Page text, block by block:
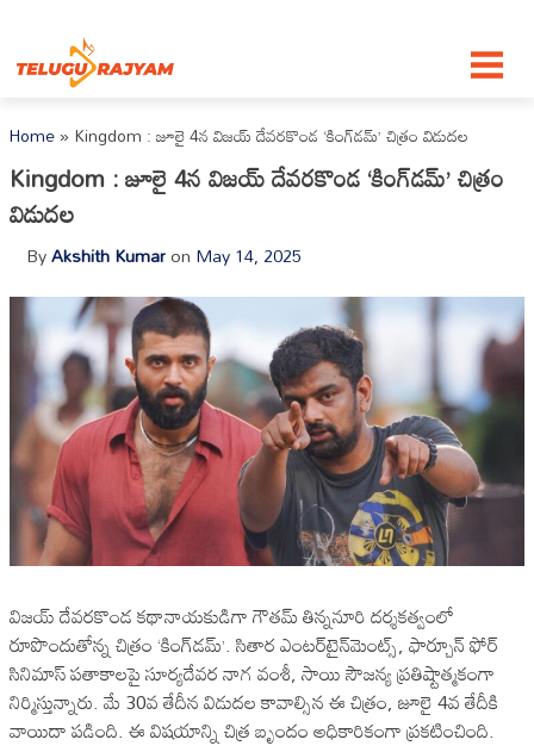
Home»Kingdom : జూలై 4న విజయ్ దేవరకొండ ‘కింగ్‌డమ్’ చిత్రం విడుదల
Kingdom : జూలై 4న విజయ్ దేవరకొండ ‘కింగ్‌డమ్’ చిత్రం
విడుదల
ByAkshith Kumaron May 14, 2025
విజయ్ దేవరకొండ కథానాయకుడిగా గౌతమ్ తిన్ననూరి దర్శకత్వంలో
రూపొందుతోన్న చిత్రం ‘కింగ్‌డమ్’. సితార ఎంటర్‌టైన్‌మెంట్స్, ఫార్చూన్ ఫోర్
సినిమాస్ పతాకాలపై సూర్యదేవర నాగ వంశీ, సాయి సౌజన్య ప్రతిష్టాత్మకంగా
నిర్మిస్తున్నారు. మే 30వ తేదీన విడుదల కావాల్సిన ఈ చిత్రం, జూలై 4వ తేదీకి
వాయిదా పడింది. ఈ విషయాన్ని చిత్ర బృందం అధికారికంగా ప్రకటించింది.